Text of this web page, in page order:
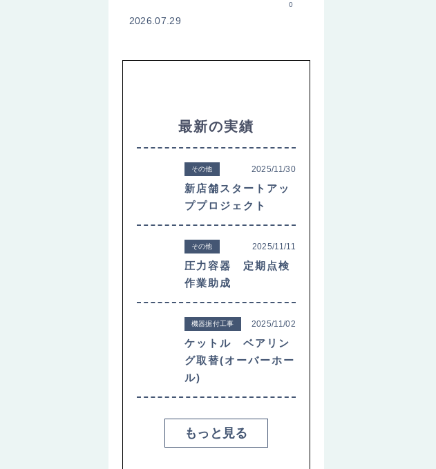
ィスへ直接訪問してレクチャ
ーします
2026.07.29
0
最新の実績
その他 2025/11/30
新店舗スタートアッ
ププロジェクト
その他 2025/11/11
圧力容器 定期点検
作業助成
機器据付工事 2025/11/02
ケットル ベアリン
グ取替(オーバーホー
ル)
もっと見る